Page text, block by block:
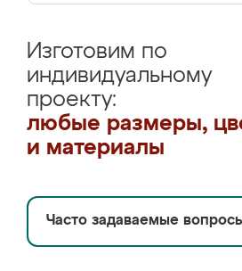
Изготовим по
индивидуальному
проекту:
любые размеры,
и материалы
Часто задаваемые